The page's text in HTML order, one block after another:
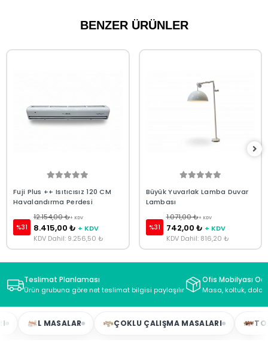
BENZER ÜRÜNLER
Fuji Plus ++ Isıtıcısız 120 CM
Havalandırma Perdesi
%31
12.154,00 ₺+ KDV
8.415,00 ₺ + KDV
KDV Dahil: 9.256,50 ₺
Büyük Yuvarlak Lamba Duvar
Lambası
%31
1.071,00 ₺+ KDV
742,00 ₺ + KDV
KDV Dahil: 816,20 ₺
Teslimat Planlaması
Ürün grubuna göre net teslimat bilgisi paylaşılır
Ofis Mobilyası
Masa, koltuk,
L MASALAR ÇOKLU ÇALIŞMA MASALARI